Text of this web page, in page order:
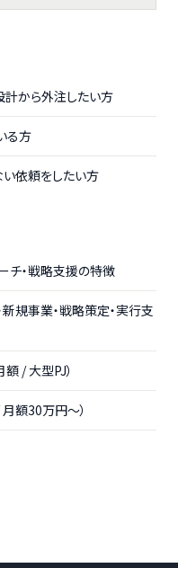
から外注したい方
る方
依頼をしたい方
チ・戦略支援の特徴
規事業・戦略策定・実行支
/ 大型PJ）
額30万円〜）